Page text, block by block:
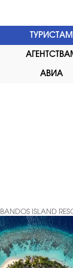
ТУРИСТАМ
АВИА
BANDOS ISLAND